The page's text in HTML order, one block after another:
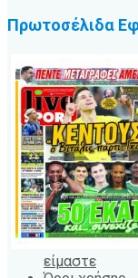
Πρωτοσέλιδα
είμαστε